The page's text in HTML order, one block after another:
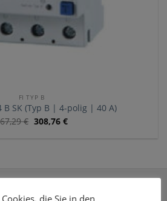
FI TYP B
B SK (Typ B | 4-polig | 40 A)
€ 308,76 €
die Sie in den